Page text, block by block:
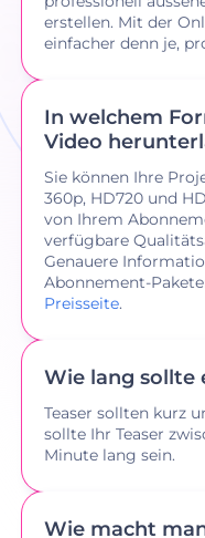
erstellen. Mit der
einfacher denn je,
In welchem
Video
Sie können Ihre
360p, HD720 und
von Ihrem
verfügbare
Genauere
Abonnement-
Preisseite.
Wie lang sollte
Teaser sollten kurz
sollte Ihr Teaser
Minute lang sein.
Wie macht